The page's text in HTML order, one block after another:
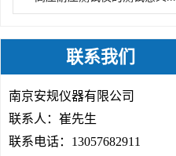
联系我们
南京安规仪器有限公司
联系人：崔先生
联系电话：13057682911